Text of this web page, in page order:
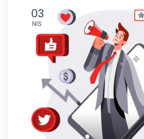
03
NIS